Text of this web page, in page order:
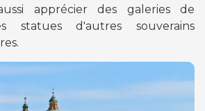
apprécier des galeries de
statues d'autres souverains